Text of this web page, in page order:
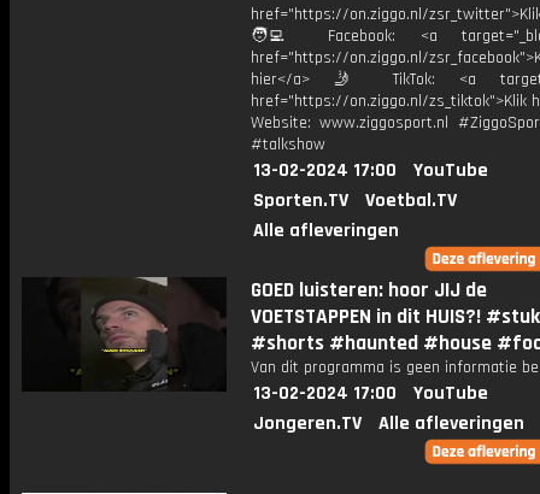
href="https://on.ziggo.nl/
🧑‍💻 Facebook: <a
href="https://on.ziggo.nl/
hier</a> 🤳 TikTok: <a
href="https://on.ziggo.nl/zs_tiktok">Klik
Website: www.ziggosport.nl
#talkshow
13-02-2024 17:00
YouTube
Sporten.TV
Voetbal.TV
Alle afleveringen
GOED luisteren: hoor JIJ de
VOETSTAPPEN in dit HUIS?!
#shorts #haunted #house
Van dit programma is geen informatie
13-02-2024 17:00
YouTube
Jongeren.TV
Alle afleveringen